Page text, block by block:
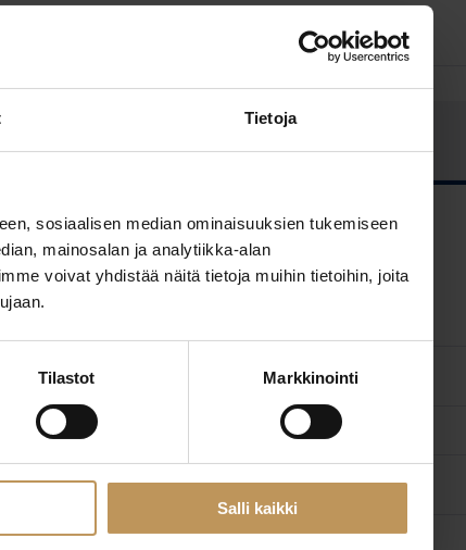
Tietoja
sosiaalisen median ominaisuuksien tukemiseen
mainosalan ja analytiikka-alan
voivat yhdistää näitä tietoja muihin tietoihin, joita
Tilastot Markkinointi
Salli kaikki
* Sähköposti*